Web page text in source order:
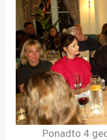
Ponadto 4